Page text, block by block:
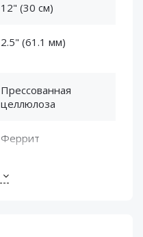
12" (30 см)
2.5" (61.1 мм)
Прессованная
целлюлоза
Феррит
Вспененный
полиуретан